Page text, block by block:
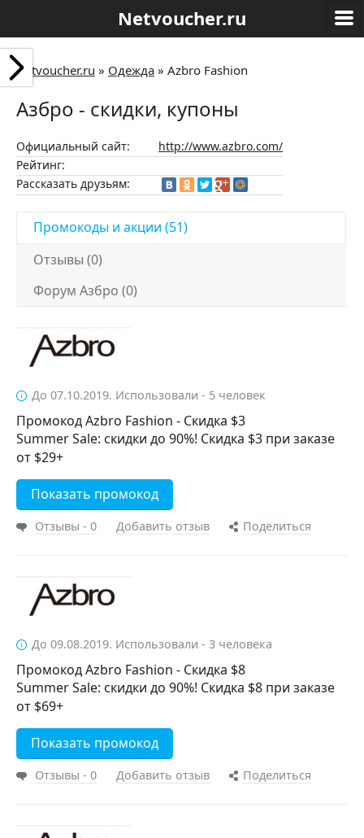
Netvoucher.ru
Netvoucher.ru » Одежда » Azbro Fashion
Азбро - скидки, купоны
Официальный сайт:
http://www.azbro.com/
Рейтинг:
Рассказать друзьям:
Промокоды и акции (51)
Отзывы (0)
Форум Азбро (0)
До 07.10.2019. Использовали - 5 человек
Промокод Azbro Fashion - Скидка $3
Summer Sale: скидки до 90%! Скидка $3 при заказе
от $29+
Показать промокод
Отзывы - 0 Добавить отзыв Поделиться
До 09.08.2019. Использовали - 3 человека
Промокод Azbro Fashion - Скидка $8
Summer Sale: скидки до 90%! Скидка $8 при заказе
от $69+
Показать промокод
Отзывы - 0 Добавить отзыв Поделиться